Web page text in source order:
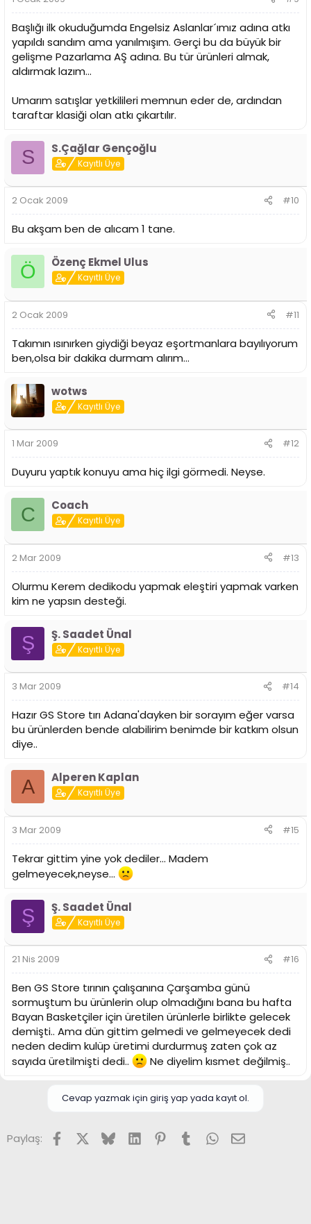
Başlığı ilk okuduğumda Engelsiz Aslanlar´ımız adına atkı
yapıldı sandım ama yanılmışım. Gerçi bu da büyük bir
gelişme Pazarlama AŞ adına. Bu tür ürünleri almak,
aldırmak lazım...
Umarım satışlar yetkilileri memnun eder de, ardından
taraftar klasiği olan atkı çıkartılır.
S S.Çağlar Gençoğlu
Kayıtlı Üye
2 Ocak 2009 #10
Bu akşam ben de alıcam 1 tane.
Ö Özenç Ekmel Ulus
Kayıtlı Üye
2 Ocak 2009 #11
Takımın ısınırken giydiği beyaz eşortmanlara bayılıyorum
ben,olsa bir dakika durmam alırım...
wotws
Kayıtlı Üye
1 Mar 2009 #12
Duyuru yaptık konuyu ama hiç ilgi görmedi. Neyse.
C Coach
Kayıtlı Üye
2 Mar 2009 #13
Olurmu Kerem dedikodu yapmak eleştiri yapmak varken
kim ne yapsın desteği.
Ş Ş. Saadet Ünal
Kayıtlı Üye
3 Mar 2009 #14
Hazır GS Store tırı Adana'dayken bir sorayım eğer varsa
bu ürünlerden bende alabilirim benimde bir katkım olsun
diye..
A Alperen Kaplan
Kayıtlı Üye
3 Mar 2009 #15
Tekrar gittim yine yok dediler... Madem
gelmeyecek,neyse...
Ş Ş. Saadet Ünal
Kayıtlı Üye
21 Nis 2009 #16
Ben GS Store tırının çalışanına Çarşamba günü
sormuştum bu ürünlerin olup olmadığını bana bu hafta
Bayan Basketçiler için üretilen ürünlerle birlikte gelecek
demişti.. Ama dün gittim gelmedi ve gelmeyecek dedi
neden dedim kulüp üretimi durdurmuş zaten çok az
sayıda üretilmişti dedi..
Ne diyelim kısmet değilmiş..
Cevap yazmak için giriş yap yada kayıt ol.
Paylaş: FacebookX (Twitter)
BlueskyLinkedInPinterest
TumblrWhatsApp
E-posta